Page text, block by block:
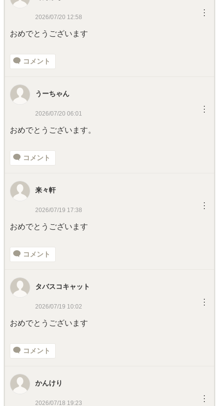
2026/07/20 12:58 ︙
おめでとうございます
コメント
うーちゃん
2026/07/20 06:01 ︙
おめでとうございます。
コメント
来々軒
2026/07/19 17:38 ︙
おめでとうございます
コメント
タバスコキャット
2026/07/19 10:02 ︙
おめでとうございます
コメント
かんけり
2026/07/18 19:23 ︙